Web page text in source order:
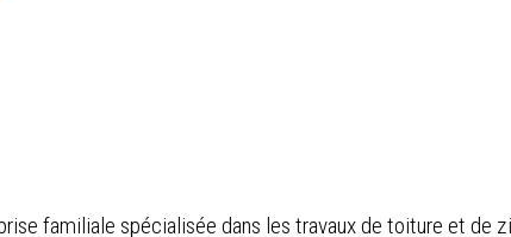
familiale spécialisée dans les travaux de toiture et de